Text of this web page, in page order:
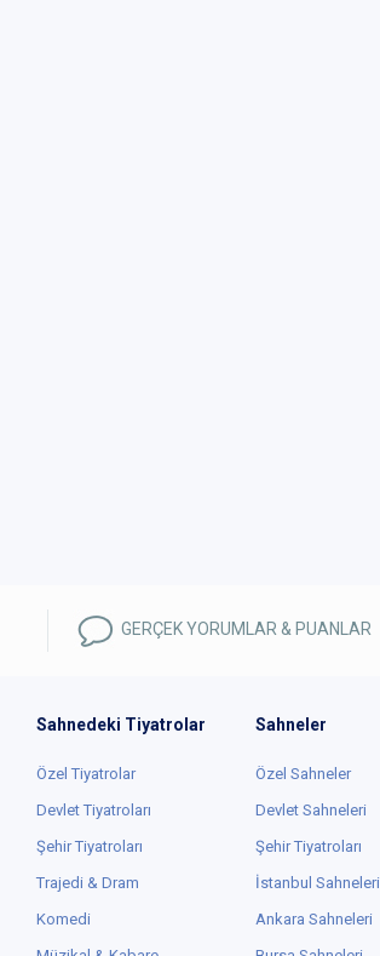
GERÇEK YORUMLAR & PUANLAR
Sahnedeki Tiyatrolar
Özel Tiyatrolar
Devlet Tiyatroları
Şehir Tiyatroları
Trajedi & Dram
Komedi
Sahneler
Özel Sahneler
Devlet Sahneleri
Şehir Tiyatroları
İstanbul Sahneleri
Ankara Sahneleri